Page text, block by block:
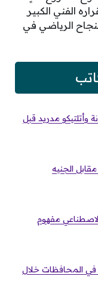
الفني الكبير
الرياضي في
وأتلتيكو مدريد قبل
الجنيه
الاصطناعي مفهوم
في المحافظات خلال